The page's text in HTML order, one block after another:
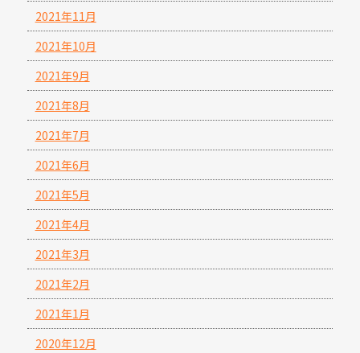
2021年11月
2021年10月
2021年9月
2021年8月
2021年7月
2021年6月
2021年5月
2021年4月
2021年3月
2021年2月
2021年1月
2020年12月